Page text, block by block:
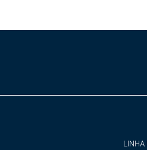
LINHA